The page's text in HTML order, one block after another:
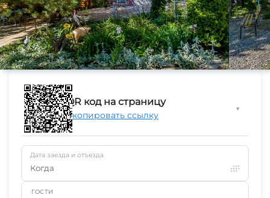
QR код на страницу
Скопировать ссылку
▼
Дата заезда и отъезда
Когда
ГОСТИ